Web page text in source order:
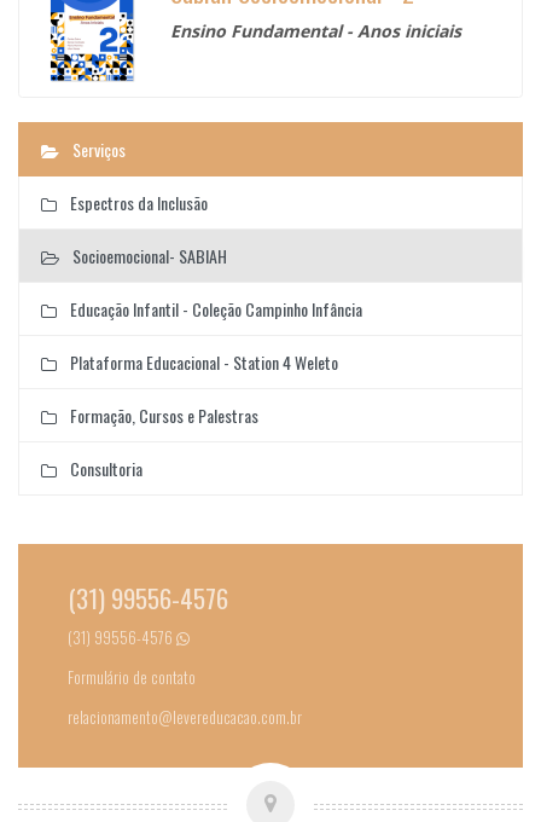
Ensino Fundamental - Anos iniciais
Serviços
Espectros da Inclusão
Socioemocional- SABIAH
Educação Infantil - Coleção Campinho Infância
Plataforma Educacional - Station 4 Weleto
Formação, Cursos e Palestras
Consultoria
(31) 99556-4576
(31) 99556-4576
Formulário de contato
relacionamento@levereducacao.com.br